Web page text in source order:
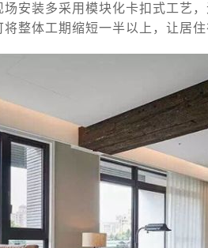
安装多采用模块化卡扣式工艺
整体工期缩短一半以上，让居